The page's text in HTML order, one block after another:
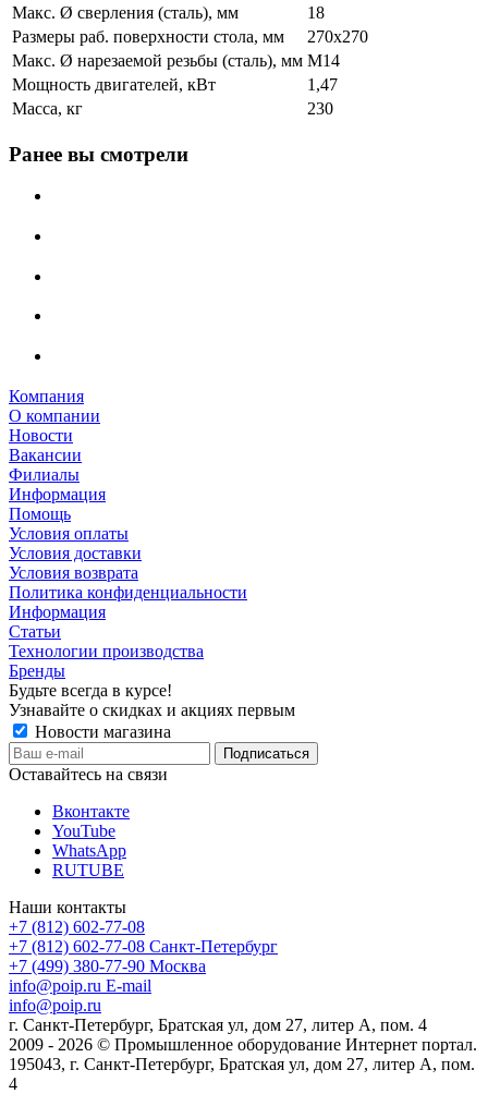
Макс. Ø сверления (сталь), мм
18
Размеры раб. поверхности стола, мм
270х270
Макс. Ø нарезаемой резьбы (сталь), мм M14
Мощность двигателей, кВт
1,47
Масса, кг
230
Ранее вы смотрели
Компания
О компании
Новости
Вакансии
Филиалы
Информация
Помощь
Условия оплаты
Условия доставки
Условия возврата
Политика конфиденциальности
Информация
Статьи
Технологии производства
Бренды
Будьте всегда в курсе!
Узнавайте о скидках и акциях первым
Новости магазина
Оставайтесь на связи
Вконтакте
YouTube
WhatsApp
RUTUBE
Наши контакты
+7 (812) 602-77-08
+7 (812) 602-77-08 Санкт-Петербург
+7 (499) 380-77-90 Москва
info@poip.ru E-mail
info@poip.ru
г. Санкт-Петербург, Братская ул, дом 27, литер А, пом. 4
2009 - 2026 © Промышленное оборудование Интернет портал.
195043, г. Санкт-Петербург, Братская ул, дом 27, литер А, пом.
4